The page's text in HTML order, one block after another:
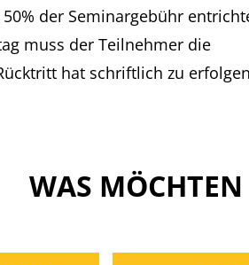
der Seminargebühr
muss der Teilnehmer die
hat schriftlich zu
WAS